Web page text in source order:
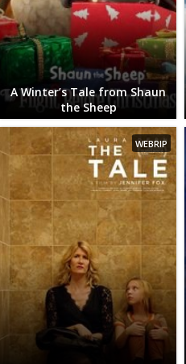
A Winter’s Tale from Shaun
the Sheep
WEBRIP